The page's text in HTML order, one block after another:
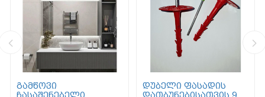
გამწოვი
დუბელი ფასადის